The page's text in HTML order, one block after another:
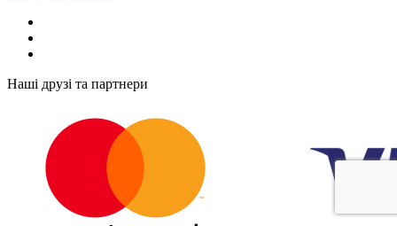
Наші друзі та партнери